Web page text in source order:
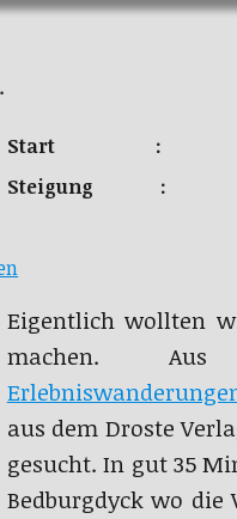
Start :
Steigung :
Eigentlich wollten
machen. Aus
aus dem Droste
gesucht. In gut 35
Bedburgdyck wo die